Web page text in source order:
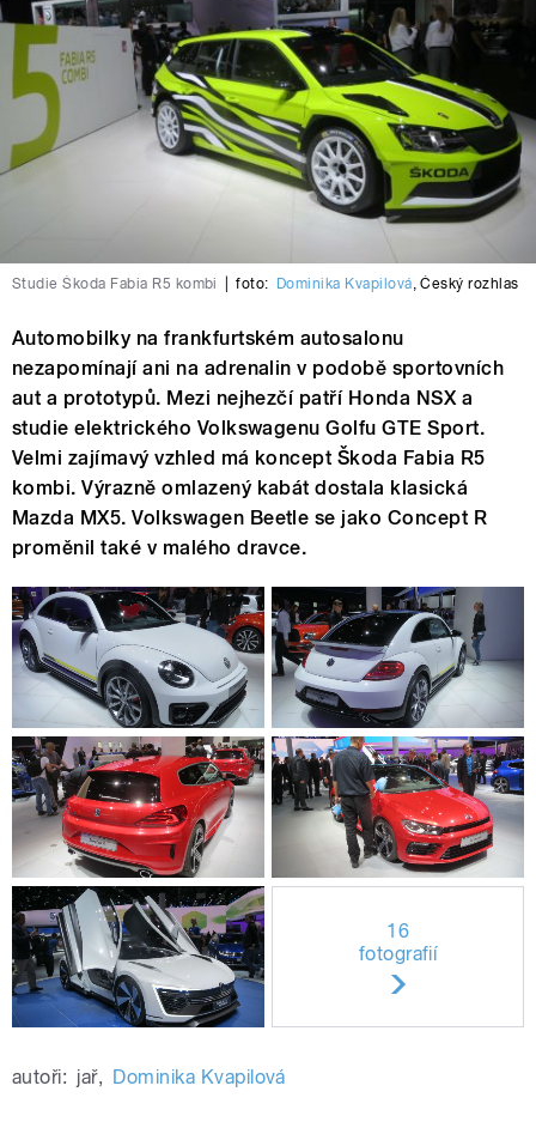
Studie Škoda Fabia R5 kombi foto: Dominika Kvapilová ,Český rozhlas
Automobilky na frankfurtském autosalonu
nezapomínají ani na adrenalin v podobě sportovních
aut a prototypů. Mezi nejhezčí patří Honda NSX a
studie elektrického Volkswagenu Golfu GTE Sport.
Velmi zajímavý vzhled má koncept Škoda Fabia R5
kombi. Výrazně omlazený kabát dostala klasická
Mazda MX5. Volkswagen Beetle se jako Concept R
proměnil také v malého dravce.
16
fotografií
autoři: jař, Dominika Kvapilová